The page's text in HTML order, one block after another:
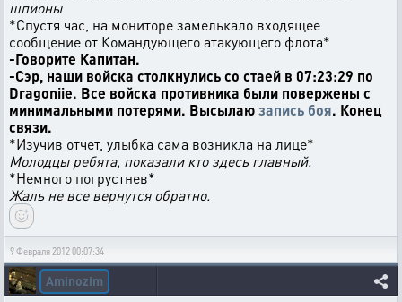
шпионы
*Спустя час, на мониторе замелькало входящее
сообщение от Командующего атакующего флота*
-Говорите Капитан.
-Сэр, наши войска столкнулись со стаей в 07:23:29 по
Dragoniie. Все войска противника были повержены с
минимальными потерями. Высылаюзапись боя. Конец
связи.
*Изучив отчет, улыбка сама возникла на лице*
Молодцы ребята, показали кто здесь главный.
*Немного погрустнев*
Жаль не все вернутся обратно.
9 Февраля 2012 00:07:34
Aminozim